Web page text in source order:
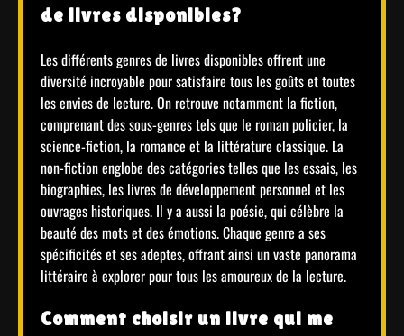
de livres disponibles?
Les différents genres de livres disponibles offrent une
diversité incroyable pour satisfaire tous les goûts et toutes
les envies de lecture. On retrouve notamment la fiction,
comprenant des sous-genres tels que le roman policier, la
science-fiction, la romance et la littérature classique. La
non-fiction englobe des catégories telles que les essais, les
biographies, les livres de développement personnel et les
ouvrages historiques. Il y a aussi la poésie, qui célèbre la
beauté des mots et des émotions. Chaque genre a ses
spécificités et ses adeptes, offrant ainsi un vaste panorama
littéraire à explorer pour tous les amoureux de la lecture.
Comment choisir un livre qui me